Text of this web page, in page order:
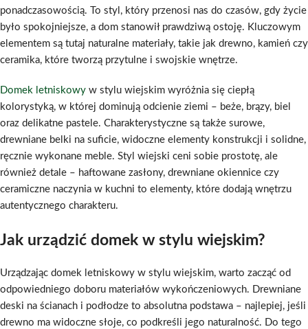
ponadczasowością. To styl, który przenosi nas do czasów, gdy życie
było spokojniejsze, a dom stanowił prawdziwą ostoję. Kluczowym
elementem są tutaj naturalne materiały, takie jak drewno, kamień czy
ceramika, które tworzą przytulne i swojskie wnętrze.
Domek letniskowy w stylu wiejskim wyróżnia się ciepłą
kolorystyką, w której dominują odcienie ziemi – beże, brązy, biel
oraz delikatne pastele. Charakterystyczne są także surowe,
drewniane belki na suficie, widoczne elementy konstrukcji i solidne,
ręcznie wykonane meble. Styl wiejski ceni sobie prostotę, ale
również detale – haftowane zasłony, drewniane okiennice czy
ceramiczne naczynia w kuchni to elementy, które dodają wnętrzu
autentycznego charakteru.
Jak urządzić domek w stylu wiejskim?
Urządzając domek letniskowy w stylu wiejskim, warto zacząć od
odpowiedniego doboru materiałów wykończeniowych. Drewniane
deski na ścianach i podłodze to absolutna podstawa – najlepiej, jeśli
drewno ma widoczne słoje, co podkreśli jego naturalność. Do tego